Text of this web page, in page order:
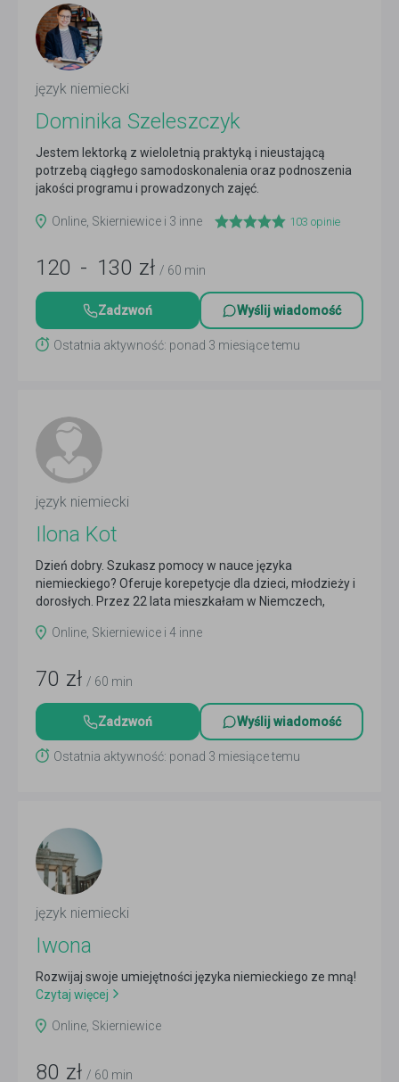
język niemiecki
Dominika Szeleszczyk
Jestem lektorką z wieloletnią praktyką i nieustającą
potrzebą ciągłego samodoskonalenia oraz podnoszenia
jakości programu i prowadzonych zajęć.
Online, Skierniewice i 3 inne
103 opinie
120 - 130 zł / 60 min
Zadzwoń Wyślij wiadomość
Ostatnia aktywność: ponad 3 miesiące temu
język niemiecki
Ilona Kot
Dzień dobry. Szukasz pomocy w nauce języka
niemieckiego? Oferuje korepetycje dla dzieci, młodzieży i
dorosłych. Przez 22 lata mieszkałam w Niemczech,
Online, Skierniewice i 4 inne
70 zł / 60 min
Zadzwoń Wyślij wiadomość
Ostatnia aktywność: ponad 3 miesiące temu
język niemiecki
Iwona
Rozwijaj swoje umiejętności języka niemieckiego ze mną!
Czytaj więcej
Online, Skierniewice
80 zł / 60 min